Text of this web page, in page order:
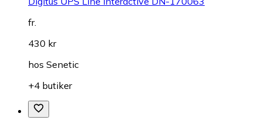
fr.
430 kr
hos Senetic
+4 butiker